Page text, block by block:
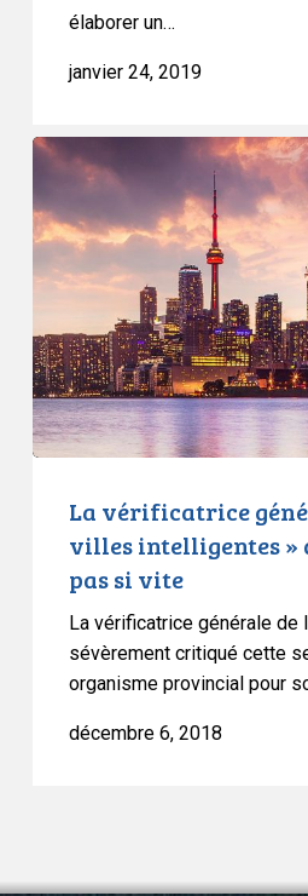
intelligente
élaborer un…
janvier 24, 2019
La
vérificatrice
générale
aux
«
intelligentes
»
de
Toronto
La vérificatrice
villes intelligentes »
pas si vite
La vérificatrice générale de
sévèrement critiqué cette
organisme provincial pour
décembre 6, 2018